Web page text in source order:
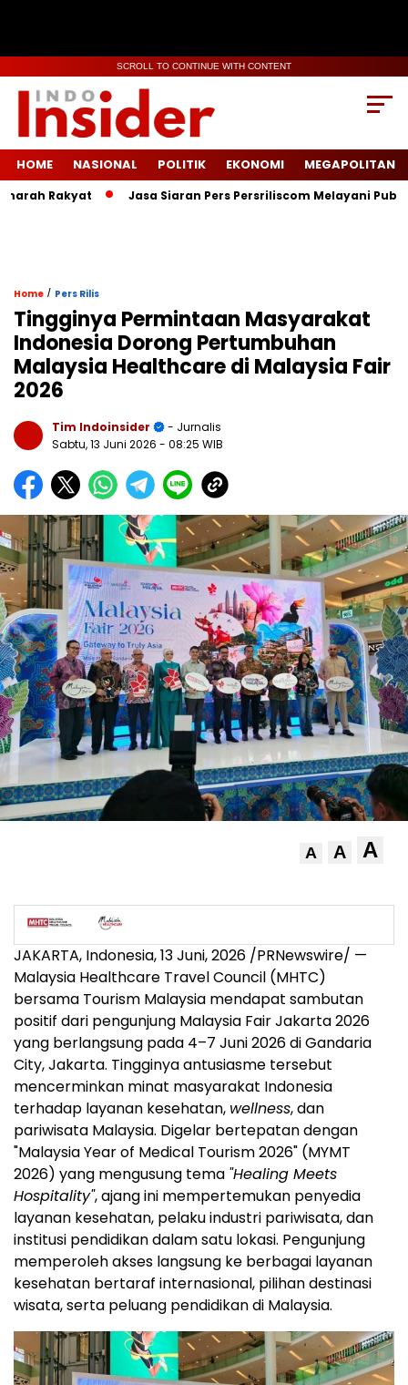
SCROLL TO CONTINUE WITH CONTENT
HOME NASIONAL POLITIK EKONOMI MEGAPOLITAN
Rakyat Jasa Siaran Pers Persriliscom Melayani Publikasi
Home / Pers Rilis
Tingginya Permintaan Masyarakat
Indonesia Dorong Pertumbuhan
Malaysia Healthcare di Malaysia Fair
2026
Tim Indoinsider
- Jurnalis
Sabtu, 13 Juni 2026 - 08:25 WIB
A A A
JAKARTA, Indonesia,13 Juni, 2026 /PRNewswire/ —
Malaysia Healthcare Travel Council (MHTC)
bersama Tourism Malaysia mendapat sambutan
positif dari pengunjung Malaysia Fair Jakarta 2026
yang berlangsung pada 4–7 Juni 2026 di Gandaria
City, Jakarta. Tingginya antusiasme tersebut
mencerminkan minat masyarakat Indonesia
terhadap layanan kesehatan, wellness, dan
pariwisata Malaysia. Digelar bertepatan dengan
"Malaysia Year of Medical Tourism 2026" (MYMT
2026) yang mengusung tema "Healing Meets
Hospitality", ajang ini mempertemukan penyedia
layanan kesehatan, pelaku industri pariwisata, dan
institusi pendidikan dalam satu lokasi. Pengunjung
memperoleh akses langsung ke berbagai layanan
kesehatan bertaraf internasional, pilihan destinasi
wisata, serta peluang pendidikan di Malaysia.